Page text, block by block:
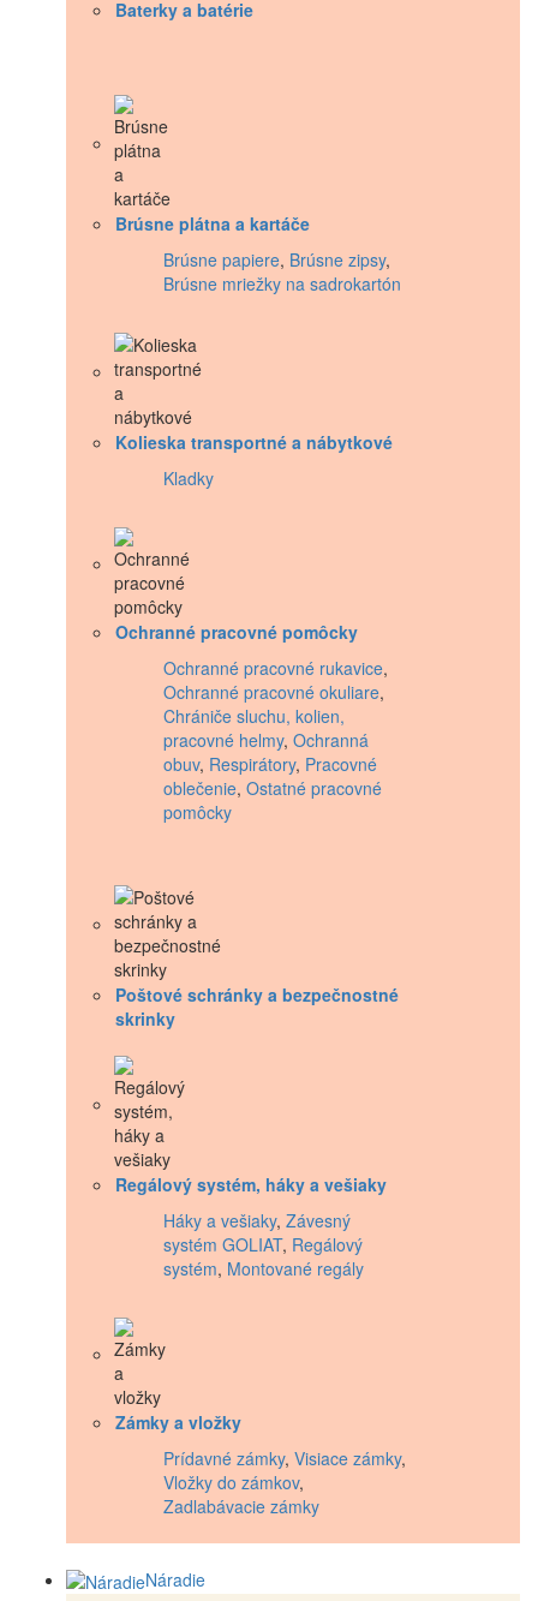
Baterky a batérie
Brúsne plátna a kartáče
Brúsne papiere, Brúsne zipsy,
Brúsne mriežky na sadrokartón
Kolieska transportné a nábytkové
Kladky
Ochranné pracovné pomôcky
Ochranné pracovné rukavice,
Ochranné pracovné okuliare,
Chrániče sluchu, kolien,
pracovné helmy, Ochranná
obuv, Respirátory, Pracovné
oblečenie, Ostatné pracovné
pomôcky
Poštové schránky a bezpečnostné
skrinky
Regálový systém, háky a vešiaky
Háky a vešiaky, Závesný
systém GOLIAT, Regálový
systém, Montované regály
Zámky a vložky
Prídavné zámky, Visiace zámky,
Vložky do zámkov,
Zadlabávacie zámky
Náradie